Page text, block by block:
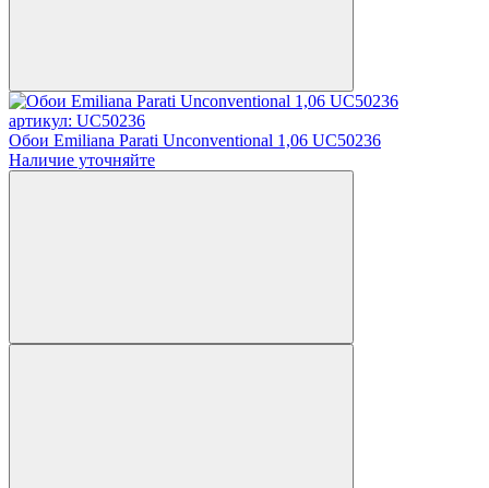
артикул: UC50236
Обои Emiliana Parati Unconventional 1,06 UC50236
Наличие уточняйте